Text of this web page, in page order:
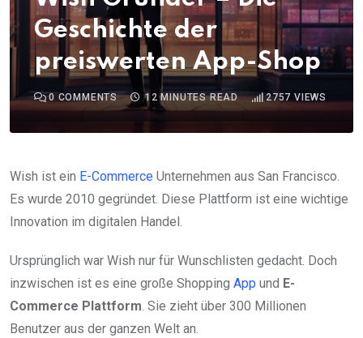
Geschichte der
preiswerten App-Shop
0 COMMENTS 12 MINUTES READ 2757 VIEWS
Wish ist ein E-Commerce Unternehmen aus San Francisco.
Es wurde 2010 gegründet. Diese Plattform ist eine wichtige
Innovation im digitalen Handel.
Ursprünglich war Wish nur für Wunschlisten gedacht. Doch
inzwischen ist es eine große Shopping App und E-
Commerce Plattform. Sie zieht über 300 Millionen
Benutzer aus der ganzen Welt an.